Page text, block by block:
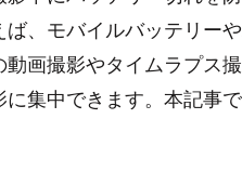
ば、モバイルバッテリー
動画撮影やタイムラプス
に集中できます。本記事